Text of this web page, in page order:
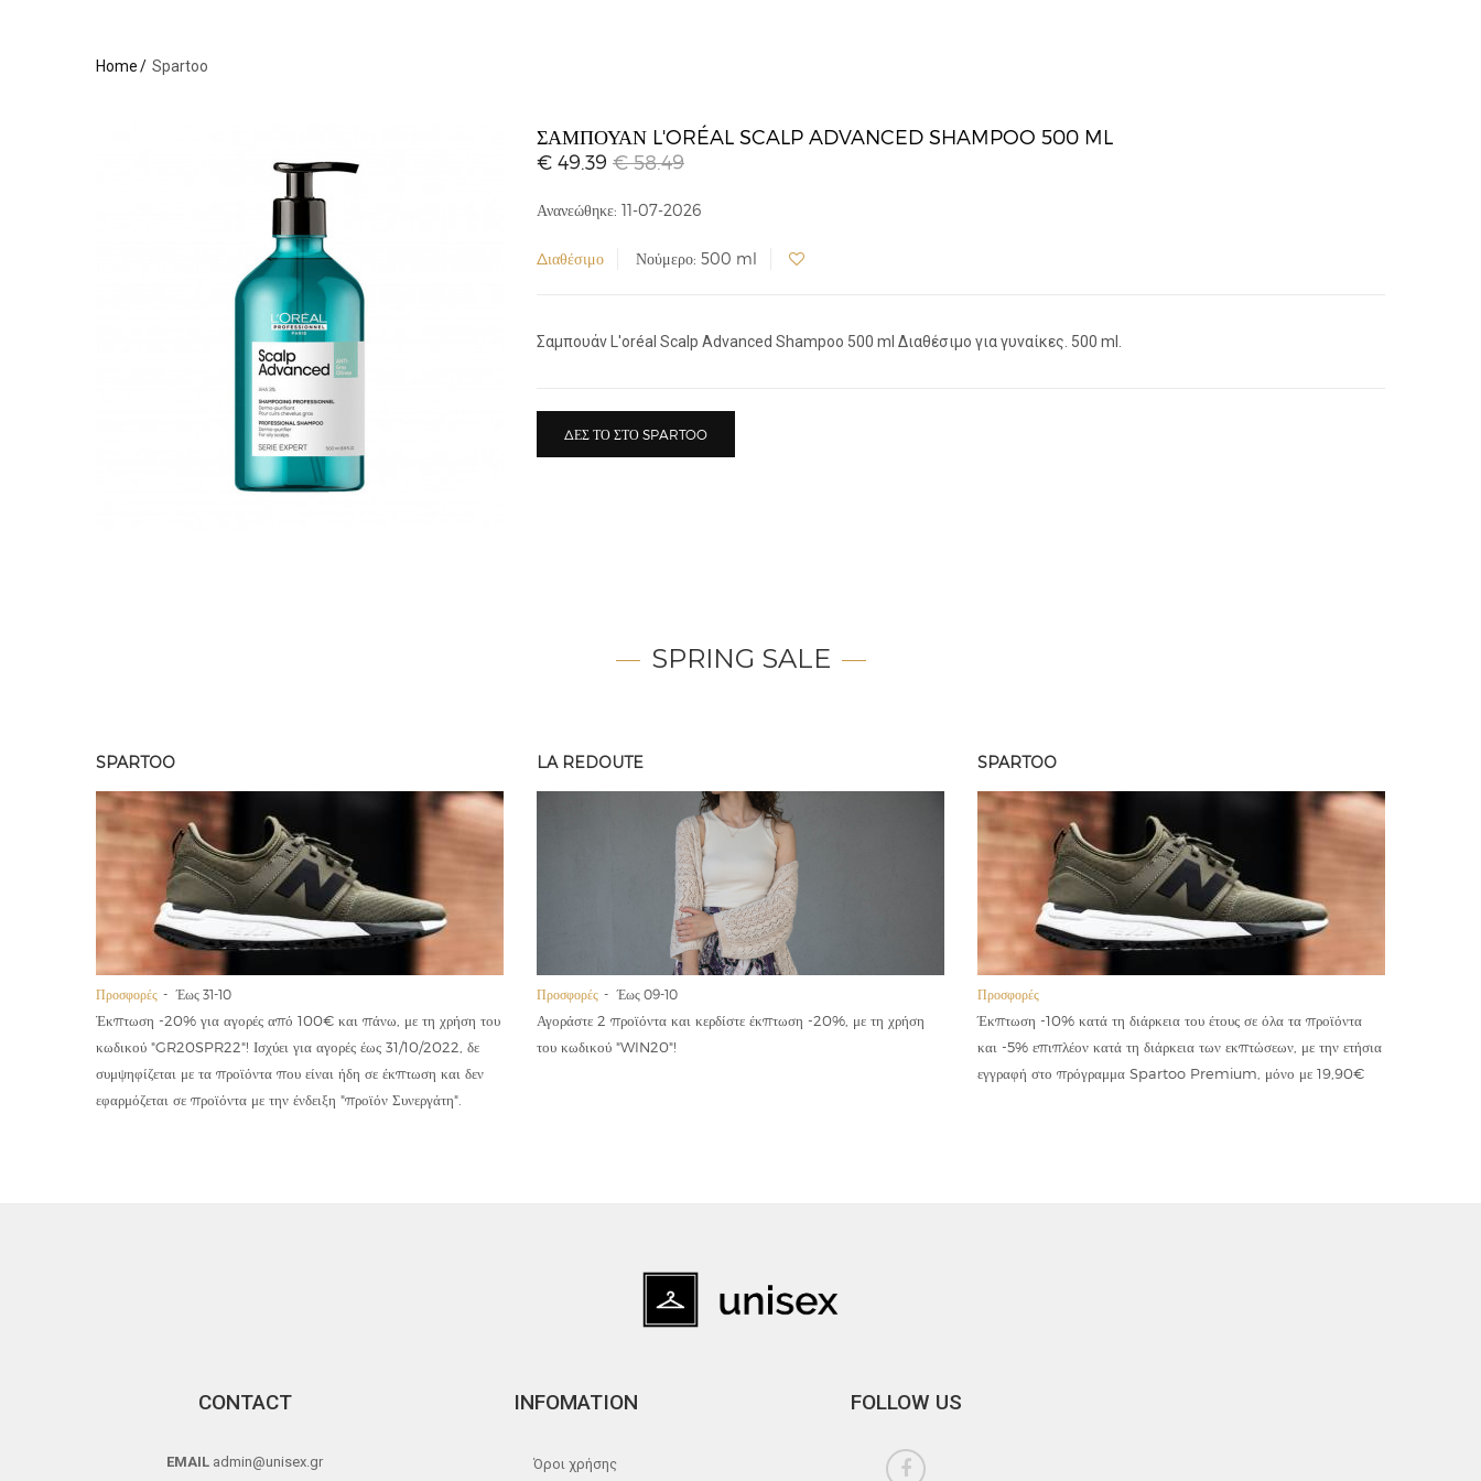
Home Spartoo
ΣΑΜΠΟΥΆΝ L'ORÉAL SCALP ADVANCED SHAMPOO 500 ML
€ 49.39 € 58.49
Ανανεώθηκε: 11-07-2026
Διαθέσιμο Νούμερο: 500 ml
Σαμπουάν L'oréal Scalp Advanced Shampoo 500 ml Διαθέσιμο για γυναίκες. 500 ml.
ΔΕΣ ΤΟ ΣΤΟ SPARTOO
SPRING SALE
SPARTOO
Προσφορές Έως 31-10
Έκπτωση -20% για αγορές από 100€ και πάνω, με τη χρήση του
κωδικού "GR20SPR22"! Ισχύει για αγορές έως 31/10/2022, δε
συμψηφίζεται με τα προϊόντα που είναι ήδη σε έκπτωση και δεν
εφαρμόζεται σε προϊόντα με την ένδειξη "προϊόν Συνεργάτη".
LA REDOUTE
Προσφορές Έως 09-10
Αγοράστε 2 προϊόντα και κερδίστε έκπτωση -20%, με τη χρήση
του κωδικού "WIN20"!
SPARTOO
Προσφορές
Έκπτωση -10% κατά τη διάρκεια του έτους σε όλα τα προϊόντα
και -5% επιπλέον κατά τη διάρκεια των εκπτώσεων, με την ετήσια
εγγραφή στο πρόγραμμα Spartoo Premium, μόνο με 19,90€
CONTACT
EMAIL admin@unisex.gr
INFOMATION
Όροι χρήσης
FOLLOW US